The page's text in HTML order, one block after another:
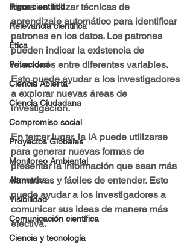
Rigor científico
Relevancia científica
Ética
Privacidad
Ciencia Abierta
Ciencia Ciudadana
Compromiso social
Proyectos Globales
Monitoreo Ambiental
Altmetrics
Visibilidad
Comunicación científica
Ciencia y tecnología
forma es utilizar técnicas de
aprendizaje automático para identificar
patrones en los datos. Los patrones
pueden indicar la existencia de
relaciones entre diferentes variables.
Esto puede ayudar a los investigadores
a explorar nuevas áreas de
investigación.
En tercer lugar, la IA puede utilizarse
para generar nuevas formas de
presentar la información que sean más
llamativas y fáciles de entender. Esto
puede ayudar a los investigadores a
comunicar sus ideas de manera más
efectiva.